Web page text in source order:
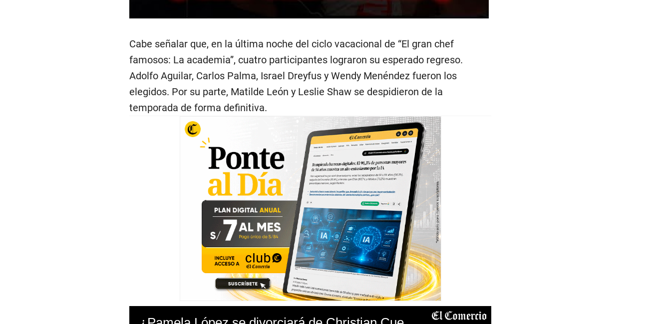
Cabe señalar que, en la última noche del ciclo vacacional de “El gran chef
famosos: La academia”, cuatro participantes lograron su esperado regreso.
Adolfo Aguilar, Carlos Palma, Israel Dreyfus y Wendy Menéndez fueron los
elegidos. Por su parte, Matilde León y Leslie Shaw se despidieron de la
temporada de forma definitiva.